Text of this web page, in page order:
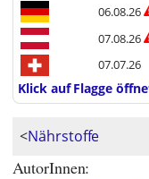
06.08.26
07.08.26
07.07.26
Klick auf Flagge
<Nährstoffe
AutorInnen: